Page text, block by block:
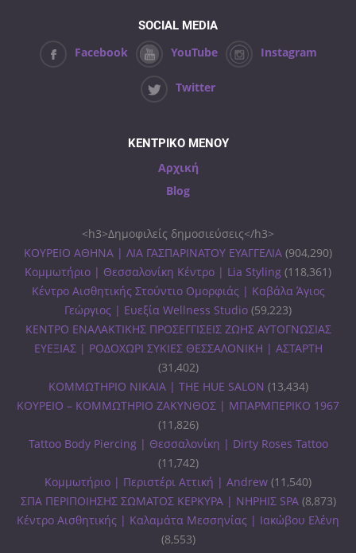
SOCIAL MEDIA
Facebook YouTube Instagram
Twitter
ΚΕΝΤΡΙΚΟ ΜΕΝΟΥ
Αρχική
Blog
<h3>Δημοφιλείς δημοσιεύσεις</h3>
ΚΟΥΡΕΙΟ ΑΘΗΝΑ | ΛΙΑ ΓΑΣΠΑΡΙΝΑΤΟΥ ΕΥΑΓΓΕΛΙΑ (904,290)
Κομμωτήριο | Θεσσαλονίκη Κέντρο | Lia Styling (118,361)
Κέντρο Αισθητικής Στούντιο Ομορφιάς | Καβάλα Άγιος
Γεώργιος | Ευεξία Wellness Studio (59,223)
ΚΕΝΤΡΟ ΕΝΑΛΑΚΤΙΚΗΣ ΠΡΟΣΕΓΓΙΣΕΙΣ ΖΩΗΣ ΑΥΤΟΓΝΩΣΙΑΣ
ΕΥΕΞΙΑΣ | ΡΟΔΟΧΩΡΙ ΣΥΚΙΕΣ ΘΕΣΣΑΛΟΝΙΚΗ | ΑΣΤΑΡΤΗ
(31,402)
ΚΟΜΜΩΤΗΡΙΟ ΝΙΚΑΙΑ | THE HUE SALON (13,434)
ΚΟΥΡΕΙΟ – ΚΟΜΜΩΤΗΡΙΟ ΖΑΚΥΝΘΟΣ | ΜΠΑΡΜΠΕΡΙΚΟ 1967
(11,826)
Tattoo Body Piercing | Θεσσαλονίκη | Dirty Roses Tattoo
(11,742)
Κομμωτήριο | Περιστέρι Αττική | Andrew (11,540)
ΣΠΑ ΠΕΡΙΠΟΙΗΣΗΣ ΣΩΜΑΤΟΣ ΚΕΡΚΥΡΑ | ΝΗΡΗΙΣ SPA (8,873)
Κέντρο Αισθητικής | Καλαμάτα Μεσσηνίας | Ιακώβου Ελένη
(8,553)